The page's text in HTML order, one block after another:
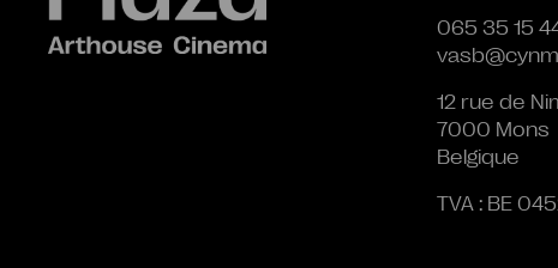
065 35 15
12 rue de
7000 Mons
Belgique
TVA : BE